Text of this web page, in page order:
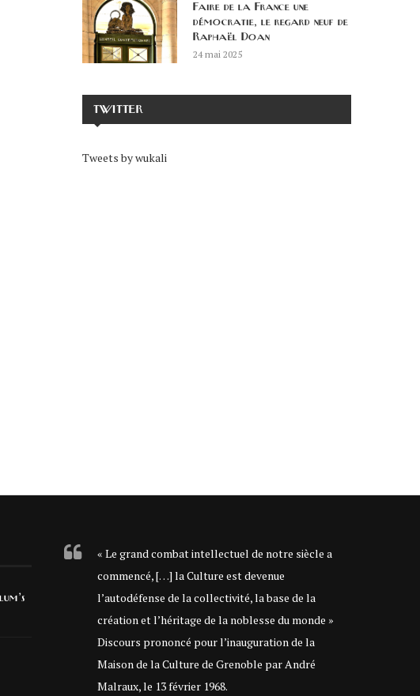
Faire de la France une
démocratie, le regard neuf de
Raphaël Doan
24 mai 2025
TWITTER
Tweets by wukali
« Le grand combat intellectuel de notre siècle a
commencé, […] la Culture est devenue
l’autodéfense de la collectivité, la base de la
création et l’héritage de la noblesse du monde »
Discours prononcé pour l’inauguration de la
Maison de la Culture de Grenoble par André
Malraux, le 13 février 1968.